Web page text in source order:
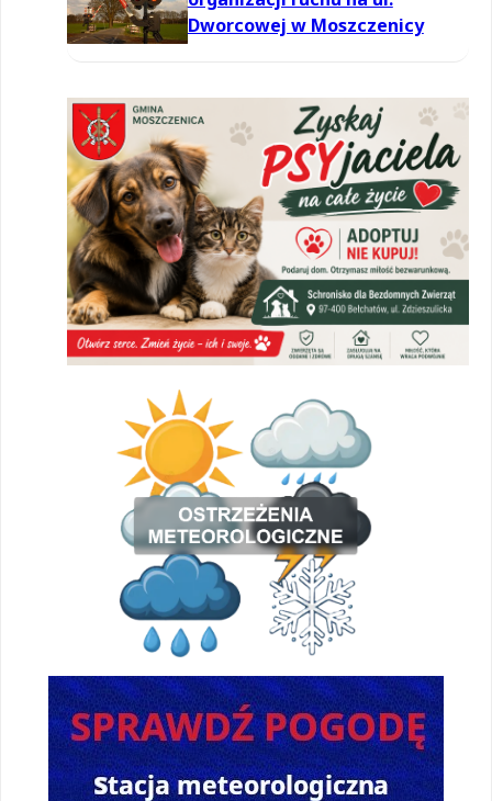
Dworcowej w Moszczenicy